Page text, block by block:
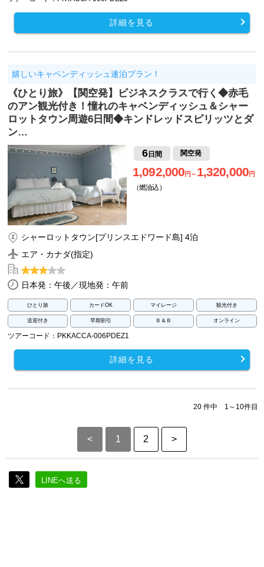
詳細を見る
嬉しいキャベンディッシュ連泊プラン！
《ひとり旅》【関空発】ビジネスクラスで行く◆赤毛
のアン観光付き！憧れのキャベンディッシュ＆シャー
ロットタウン周遊6日間◆キンドレッドスピリッツとダ
ン…
6日間 関空発
1,092,000円～ 1,320,000円
（燃油込）
シャーロットタウン[プリンスエドワード島] 4泊
エア・カナダ(指定)
日本発：午後／現地発：午前
ひとり旅 カードOK マイレージ 観光付き
送迎付き 早期割引 Ｂ＆Ｂ オンライン
ツアーコード：PKKACCA-006PDEZ1
詳細を見る
20 件中 1～10件目
< 1 2 >
LINEへ送る